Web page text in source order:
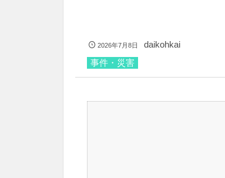
2026年7月8日
daikohkai
事件・災害